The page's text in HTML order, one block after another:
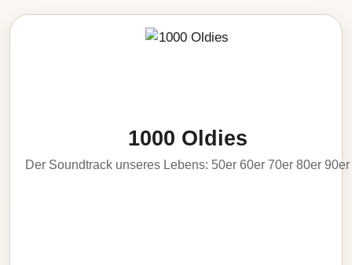
1000 Oldies
Der Soundtrack unseres Lebens: 50er 60er 70er 80er 90er